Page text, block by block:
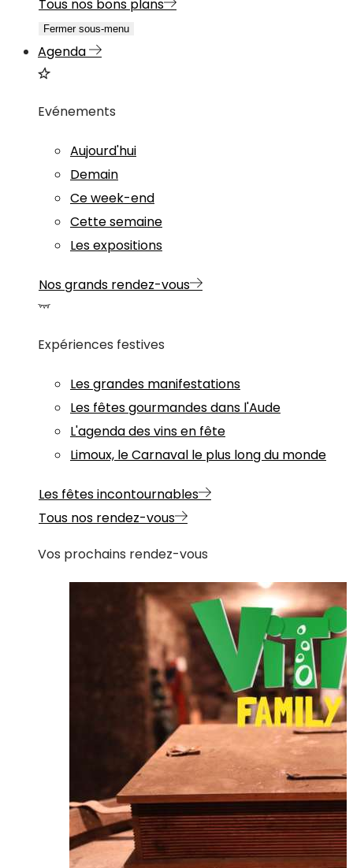
Tous nos bons plans
Fermer sous-menu
Agenda
Evénements
Aujourd'hui
Demain
Ce week-end
Cette semaine
Les expositions
Nos grands rendez-vous
Expériences festives
Les grandes manifestations
Les fêtes gourmandes dans l'Aude
L'agenda des vins en fête
Limoux, le Carnaval le plus long du monde
Les fêtes incontournables
Tous nos rendez-vous
Vos prochains rendez-vous